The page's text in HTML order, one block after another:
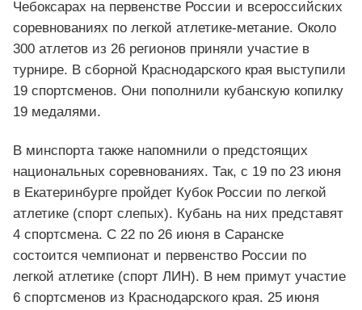
Чебоксарах на первенстве России и всероссийских
соревнованиях по легкой атлетике-метание. Около
300 атлетов из 26 регионов приняли участие в
турнире. В сборной Краснодарского края выступили
19 спортсменов. Они пополнили кубанскую копилку
19 медалями.
В минспорта также напомнили о предстоящих
национальных соревнованиях. Так, с 19 по 23 июня
в Екатеринбурге пройдет Кубок России по легкой
атлетике (спорт слепых). Кубань на них представят
4 спортсмена. С 22 по 26 июня в Саранске
состоится чемпионат и первенство России по
легкой атлетике (спорт ЛИН). В нем примут участие
6 спортсменов из Краснодарского края. 25 июня